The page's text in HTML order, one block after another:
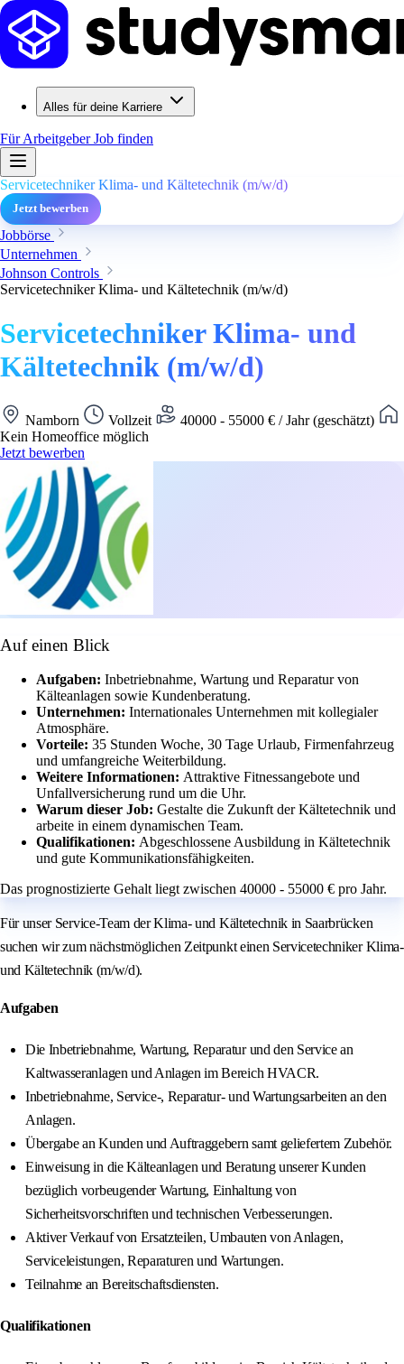
Alles für deine Karriere
Für ArbeitgeberJob finden
Servicetechniker Klima- und Kältetechnik (m/w/d)
Jetzt bewerben
Jobbörse
Unternehmen
Johnson Controls
Servicetechniker Klima- und Kältetechnik (m/w/d)
Servicetechniker Klima- und
Kältetechnik (m/w/d)
Namborn Vollzeit
40000 - 55000 € / Jahr (geschätzt)
Kein Homeoffice möglich
Jetzt bewerben
Auf einen Blick
Aufgaben: Inbetriebnahme, Wartung und Reparatur von
Kälteanlagen sowie Kundenberatung.
Unternehmen: Internationales Unternehmen mit kollegialer
Atmosphäre.
Vorteile: 35 Stunden Woche, 30 Tage Urlaub, Firmenfahrzeug
und umfangreiche Weiterbildung.
Weitere Informationen: Attraktive Fitnessangebote und
Unfallversicherung rund um die Uhr.
Warum dieser Job: Gestalte die Zukunft der Kältetechnik und
arbeite in einem dynamischen Team.
Qualifikationen: Abgeschlossene Ausbildung in Kältetechnik
und gute Kommunikationsfähigkeiten.
Das prognostizierte Gehalt liegt zwischen 40000 - 55000 € pro Jahr.
Für unser Service-Team der Klima- und Kältetechnik in Saarbrücken
suchen wir zum nächstmöglichen Zeitpunkt einen Servicetechniker Klima-
und Kältetechnik (m/w/d).
Aufgaben
Die Inbetriebnahme, Wartung, Reparatur und den Service an
Kaltwasseranlagen und Anlagen im Bereich HVACR.
Inbetriebnahme, Service-, Reparatur- und Wartungsarbeiten an den
Anlagen.
Übergabe an Kunden und Auftraggebern samt geliefertem Zubehör.
Einweisung in die Kälteanlagen und Beratung unserer Kunden
bezüglich vorbeugender Wartung, Einhaltung von
Sicherheitsvorschriften und technischen Verbesserungen.
Aktiver Verkauf von Ersatzteilen, Umbauten von Anlagen,
Serviceleistungen, Reparaturen und Wartungen.
Teilnahme an Bereitschaftsdiensten.
Qualifikationen